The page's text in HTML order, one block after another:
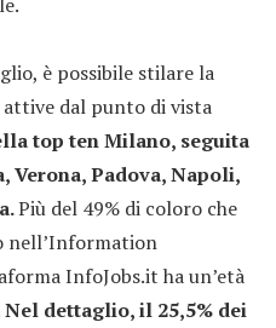
è possibile stilare la
dal punto di vista
top ten Milano, seguita
Verona, Padova, Napoli,
Più del 49% di coloro che
nell’Information
InfoJobs.it ha un’età
Nel dettaglio, il 25,5% dei